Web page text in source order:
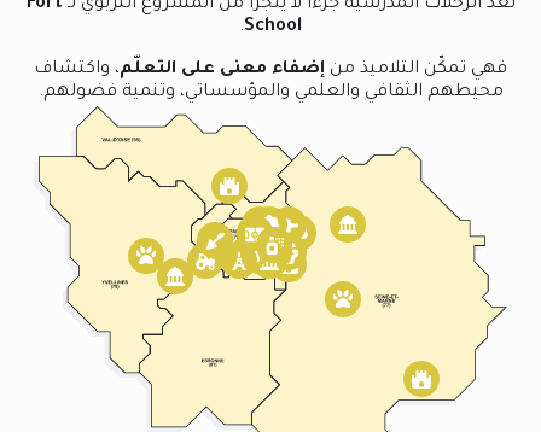
تُعدّ الرحلات المدرسية جزءًا لا يتجزأ من المشروع التربوي لـ Fort
School
.
فهي تمكّن التلاميذ من إضفاء معنى على التعلّم، واكتشاف
محيطهم الثقافي والعلمي والمؤسساتي، وتنمية فضولهم.